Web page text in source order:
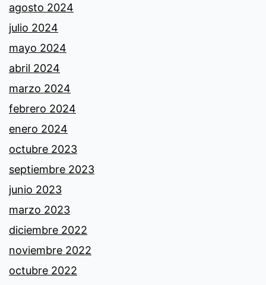
agosto 2024
julio 2024
mayo 2024
abril 2024
marzo 2024
febrero 2024
enero 2024
octubre 2023
septiembre 2023
junio 2023
marzo 2023
diciembre 2022
noviembre 2022
octubre 2022